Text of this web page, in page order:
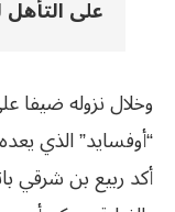
على التأهل
وخلال نزوله ضيفا
“أوفسايد” الذي
أكد ربيع بن شرقي